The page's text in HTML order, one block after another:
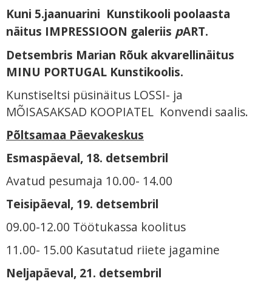
Kuni 5.jaanuarini Kunstikooli poolaasta
näitus IMPRESSIOON galeriis pART.
Detsembris Marian Rõuk akvarellinäitus
MINU PORTUGAL Kunstikoolis.
Kunstiseltsi püsinäitus LOSSI- ja
MÕISASAKSAD KOOPIATEL Konvendi saalis.
Põltsamaa Päevakeskus
Esmaspäeval, 18. detsembril
Avatud pesumaja 10.00- 14.00
Teisipäeval, 19. detsembril
09.00-12.00 Töötukassa koolitus
11.00- 15.00 Kasutatud riiete jagamine
Neljapäeval, 21. detsembril